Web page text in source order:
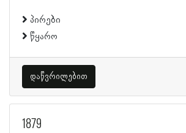
პირები
წყარო
დაწვრილებით
1879